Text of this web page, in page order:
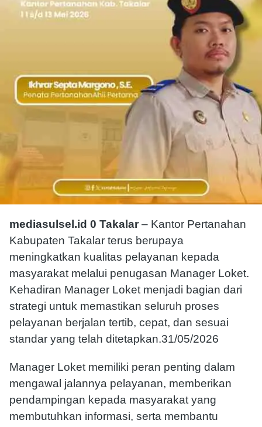
mediasulsel.id 0 Takalar– Kantor Pertanahan
Kabupaten Takalar terus berupaya
meningkatkan kualitas pelayanan kepada
masyarakat melalui penugasan Manager Loket.
Kehadiran Manager Loket menjadi bagian dari
strategi untuk memastikan seluruh proses
pelayanan berjalan tertib, cepat, dan sesuai
standar yang telah ditetapkan.31/05/2026
Manager Loket memiliki peran penting dalam
mengawal jalannya pelayanan, memberikan
pendampingan kepada masyarakat yang
membutuhkan informasi, serta membantu